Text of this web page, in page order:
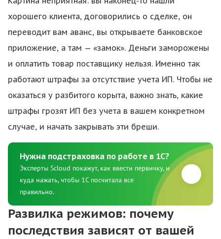
хорошего клиента, договорились о сделке, он
переводит вам аванс, вы открываете банковское
приложение, а там — «замок». Деньги заморожены
и оплатить товар поставщику нельзя. Именно так
работают штрафы за отсутствие учета ИП. Чтобы не
оказаться у разбитого корыта, важно знать, какие
штрафы грозят ИП без учета в вашем конкретном
случае, и начать закрывать эти бреши.
Нужна подстраховка по работе в 1С?
Эксперты Scloud покажут, как ввести первичку, и
куда нажать, чтобы 1С посчитала все
правильно.
Развилка режимов: почему
последствия зависят от вашей